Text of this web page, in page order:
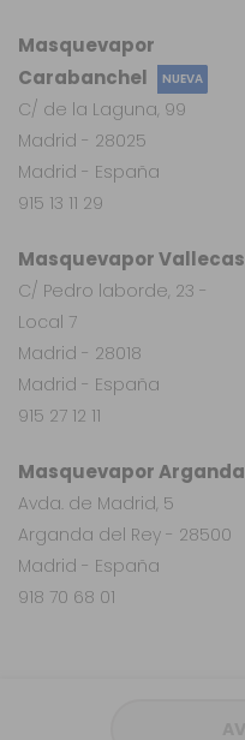
Masquevapor Arganda
Avda. de Madrid, 5
Arganda del Rey - 28500
Madrid - España
918 70 68 01
Masquevapor
Carabanchel
NUEVA
C/ de la Laguna, 99
Madrid - 28025
Madrid - España
915 13 11 29
Masquevapor Vallecas
C/ Pedro laborde, 23 -
Local 7
Madrid - 28018
Madrid - España
915 27 12 11